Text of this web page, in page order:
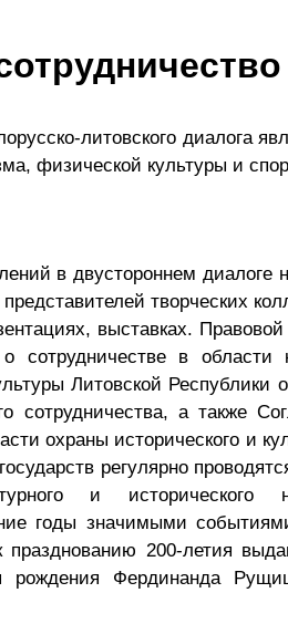
литовского диалога
физической культуры и
в двустороннем диалоге
творческих
выставках.
сотрудничестве в
Литовской Республики
сотрудничества, а также
охраны исторического и
регулярно
и
годы значимыми
празднованию 200-летия
Фердинанда